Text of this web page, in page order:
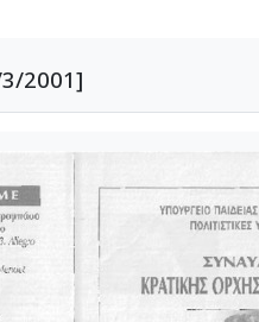
2001]